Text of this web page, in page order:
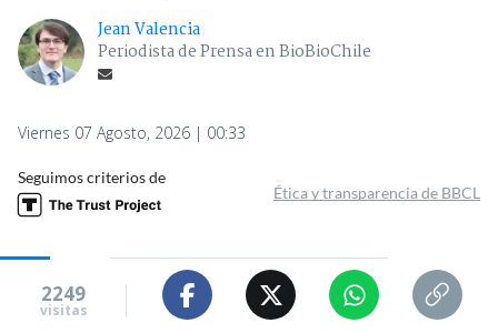
Jean Valencia
Periodista de Prensa en BioBioChile
Viernes 07 Agosto, 2026 | 00:33
Seguimos criterios de
Ética y transparencia de BBCL
2249
visitas